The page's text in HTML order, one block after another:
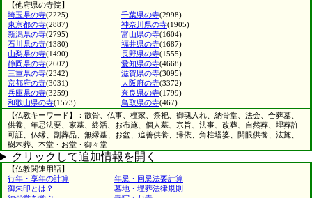
【他府県の寺院】
埼玉県の寺(2225) 千葉県の寺(2998)
東京都の寺(2887) 神奈川県の寺(1905)
新潟県の寺(2795) 富山県の寺(1604)
石川県の寺(1380) 福井県の寺(1687)
山梨県の寺(1490) 長野県の寺(1555)
静岡県の寺(2602) 愛知県の寺(4668)
三重県の寺(2342) 滋賀県の寺(3095)
京都府の寺(3031) 大阪府の寺(3372)
兵庫県の寺(3259) 奈良県の寺(1799)
和歌山県の寺(1573) 鳥取県の寺(467)
【仏教キーワード】：散骨、仏事、檀家、祭祀、御魂入れ、納骨堂、法会、合葬墓、
供養、年忌法要、家墓、終活、お布施、個人墓、宗旨、法事、改葬、自然葬、埋葬許
可証、仏縁、副葬品、無縁墓、お盆、追善供養、帰依、角柱塔婆、開眼供養、法施、
樹木葬、本堂・お堂・御々堂
クリックして追加情報を開く
【仏教関連用語】
行年・享年の計算
年忌・回忌法要計算
御朱印とは？
墓地・埋葬法律規則